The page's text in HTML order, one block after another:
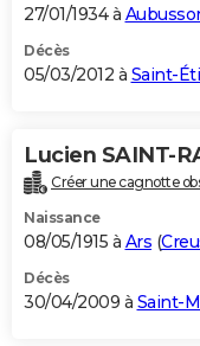
27/01/1934 à
Décès
05/03/2012 à Saint-
Lucien SAINT-
Créer une cagnotte
Naissance
08/05/1915 à Ars (
Décès
30/04/2009 à Saint-